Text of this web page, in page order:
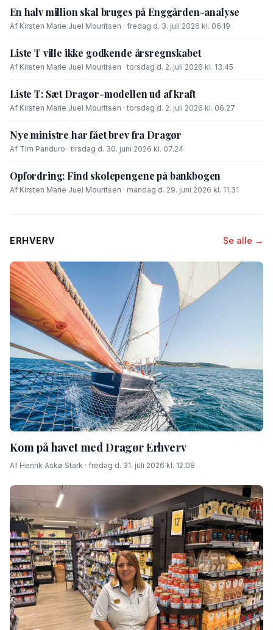
En halv million skal bruges på Enggården-analyse
Af Kirsten Marie Juel Mouritsen · fredag d. 3. juli 2026 kl. 06.19
Liste T ville ikke godkende årsregnskabet
Af Kirsten Marie Juel Mouritsen · torsdag d. 2. juli 2026 kl. 13.45
Liste T: Sæt Dragør-modellen ud af kraft
Af Kirsten Marie Juel Mouritsen · torsdag d. 2. juli 2026 kl. 06.27
Nye ministre har fået brev fra Dragør
Af Tim Panduro · tirsdag d. 30. juni 2026 kl. 07.24
Opfordring: Find skolepengene på bankbogen
Af Kirsten Marie Juel Mouritsen · mandag d. 29. juni 2026 kl. 11.31
ERHVERV Se alle →
Kom på havet med Dragør Erhverv
Af Henrik Askø Stark · fredag d. 31. juli 2026 kl. 12.08